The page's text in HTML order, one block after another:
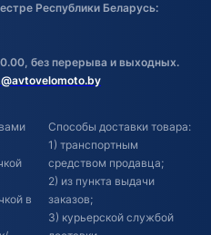
Республики Беларусь:
без перерыва и выходных.
в
Способы доставки товара:
1) транспортным
средством продавца;
2) из пункта выдачи
заказов;
3) курьерской службой